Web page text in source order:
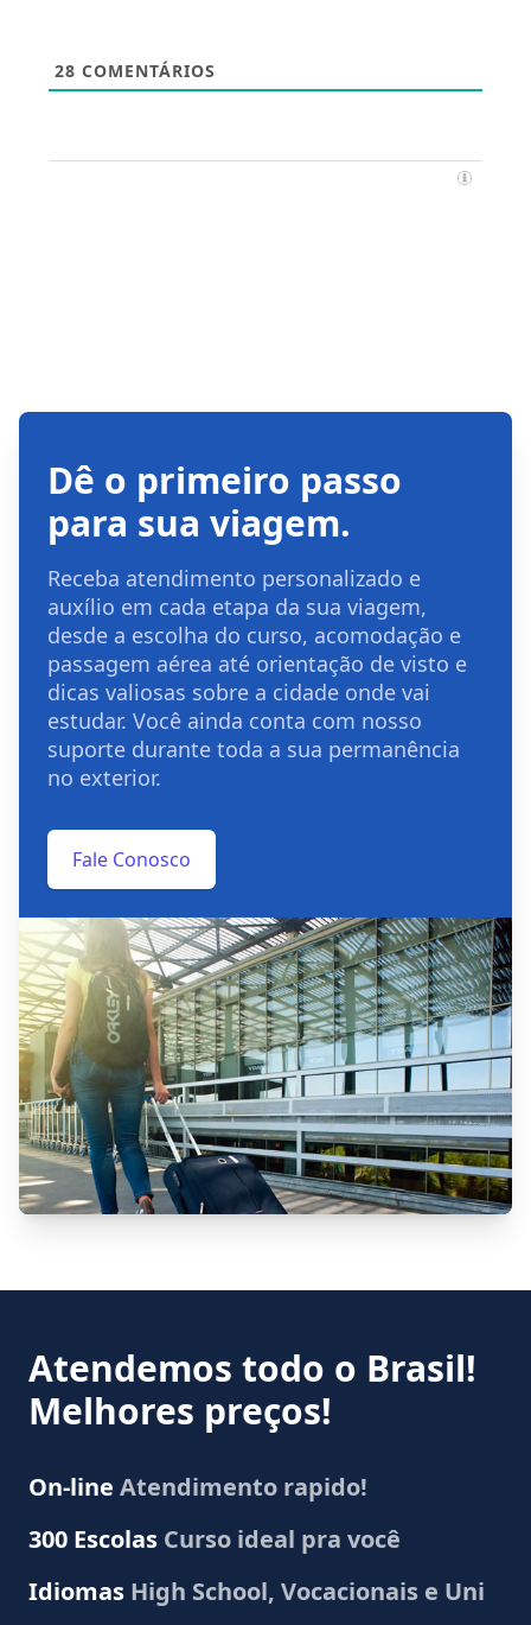
28 COMENTÁRIOS
Dê o primeiro passo
para sua viagem.
Receba atendimento personalizado e
auxílio em cada etapa da sua viagem,
desde a escolha do curso, acomodação e
passagem aérea até orientação de visto e
dicas valiosas sobre a cidade onde vai
estudar. Você ainda conta com nosso
suporte durante toda a sua permanência
no exterior.
Fale Conosco
Atendemos todo o Brasil!
Melhores preços!
On-line Atendimento rapido!
300 Escolas Curso ideal pra você
Idiomas High School, Vocacionais e Uni